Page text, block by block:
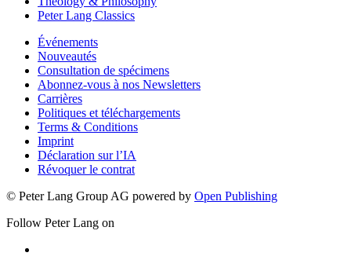
Peter Lang Classics
Événements
Nouveautés
Consultation de spécimens
Abonnez-vous à nos Newsletters
Carrières
Politiques et téléchargements
Terms & Conditions
Imprint
Déclaration sur l’IA
Révoquer le contrat
© Peter Lang Group AG powered by Open Publishing
Follow Peter Lang on